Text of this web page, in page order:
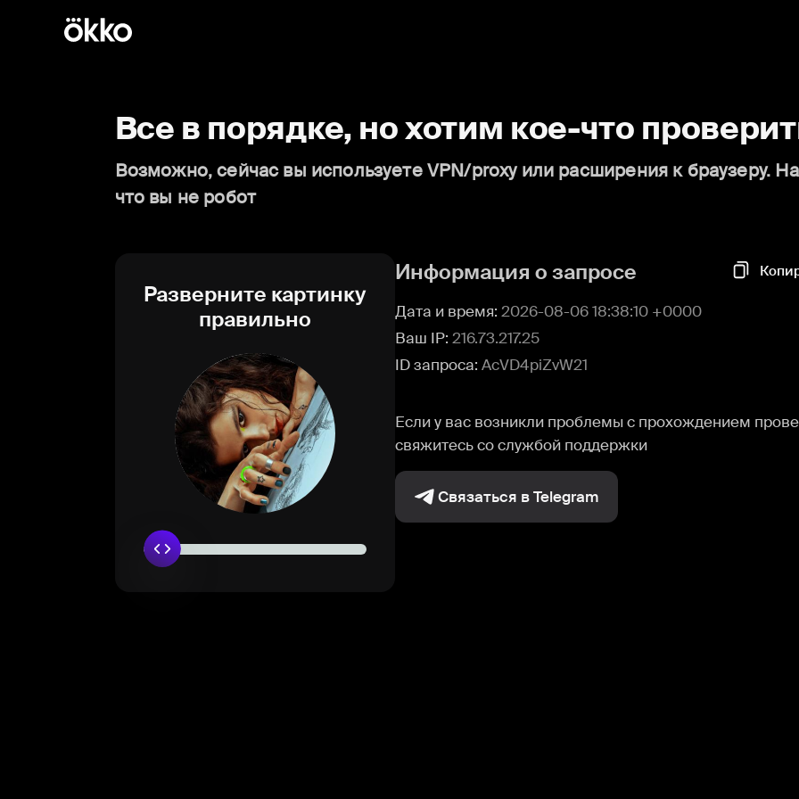
Все в порядке, но хотим кое-что
Возможно, сейчас вы используете VPN/proxy или расширения к браузеру.
что вы не робот
Разверните картинку
правильно
Информация о запросе
Дата и время: 2026-08-06 18:38:10 +0000
Ваш IP: 216.73.217.25
ID запроса: AcVD4piZvW21
Если у вас возникли проблемы с прохождением
свяжитесь со службой поддержки
Связаться в Telegram